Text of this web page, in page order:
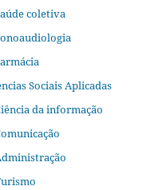
coletiva
Sociais Aplicadas
da informação